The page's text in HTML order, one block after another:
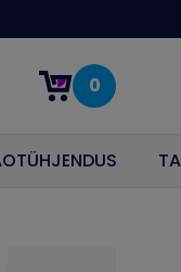
0
Items in cart: 0